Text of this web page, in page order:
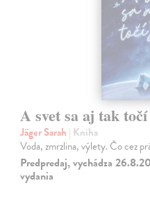
A svet sa aj tak
Jäger Sarah | Kniha
Voda, zmrzlina, výlety. Čo cez
Predpredaj, vychádza
vydania